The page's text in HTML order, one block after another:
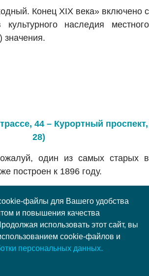
Конец XIX века» включено с
культурного наследия местного
значения.
44 – Курортный проспект,
28)
один из самых старых в
построен к 1896 году.
этажах размещался пансионат
позже сменился владелец и
стал называться «Камбала».
этаже жилого дома располагается
ЗАГСа.
файлы для Вашего удобства
и повышения качества
использовать этот сайт, вы
cookie-файлов и
персональных данных.